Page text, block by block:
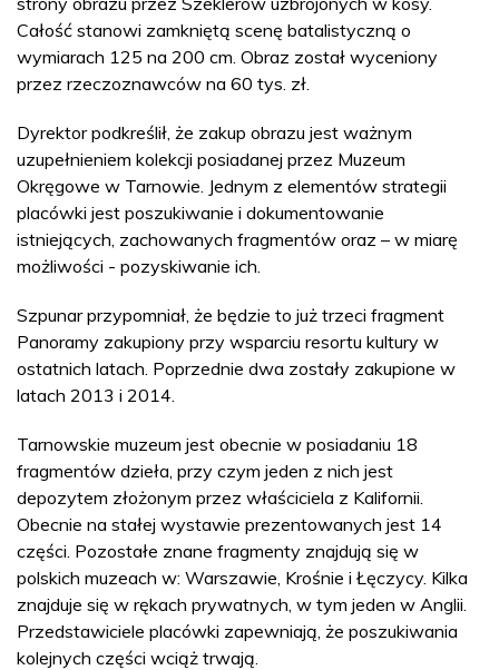
Całość stanowi zamkniętą scenę batalistyczną o
wymiarach 125 na 200 cm. Obraz został wyceniony
przez rzeczoznawców na 60 tys. zł.
Dyrektor podkreślił, że zakup obrazu jest ważnym
uzupełnieniem kolekcji posiadanej przez Muzeum
Okręgowe w Tarnowie. Jednym z elementów strategii
placówki jest poszukiwanie i dokumentowanie
istniejących, zachowanych fragmentów oraz – w miarę
możliwości - pozyskiwanie ich.
Szpunar przypomniał, że będzie to już trzeci fragment
Panoramy zakupiony przy wsparciu resortu kultury w
ostatnich latach. Poprzednie dwa zostały zakupione w
latach 2013 i 2014.
Tarnowskie muzeum jest obecnie w posiadaniu 18
fragmentów dzieła, przy czym jeden z nich jest
depozytem złożonym przez właściciela z Kalifornii.
Obecnie na stałej wystawie prezentowanych jest 14
części. Pozostałe znane fragmenty znajdują się w
polskich muzeach w: Warszawie, Krośnie i Łęczycy. Kilka
znajduje się w rękach prywatnych, w tym jeden w Anglii.
Przedstawiciele placówki zapewniają, że poszukiwania
kolejnych części wciąż trwają.